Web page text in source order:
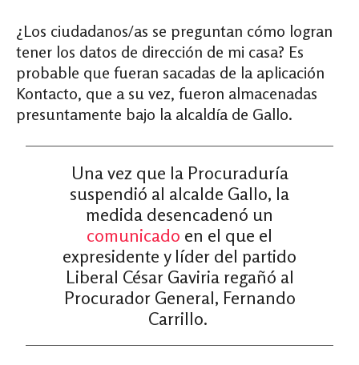
¿Los ciudadanos/as se preguntan cómo logran
tener los datos de dirección de mi casa? Es
probable que fueran sacadas de la aplicación
Kontacto, que a su vez, fueron almacenadas
presuntamente bajo la alcaldía de Gallo.
Una vez que la Procuraduría
suspendió al alcalde Gallo, la
medida desencadenó un
comunicado en el que el
expresidente y líder del partido
Liberal César Gaviria regañó al
Procurador General, Fernando
Carrillo.